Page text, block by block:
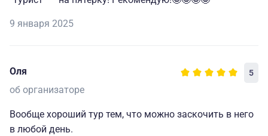
9 января 2025
Оля 5
об организаторе
Вообще хороший тур тем, что можно заскочить в него
в любой день.